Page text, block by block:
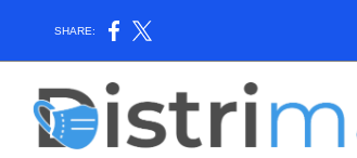
SHARE: